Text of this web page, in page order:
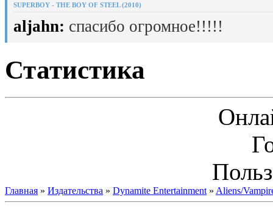
SUPERBOY - THE BOY OF STEEL (2010)
aljahn: спасибо огромное!!!!!
Статистика
Главная » Издательства » Dynamite Entertainment » Aliens/